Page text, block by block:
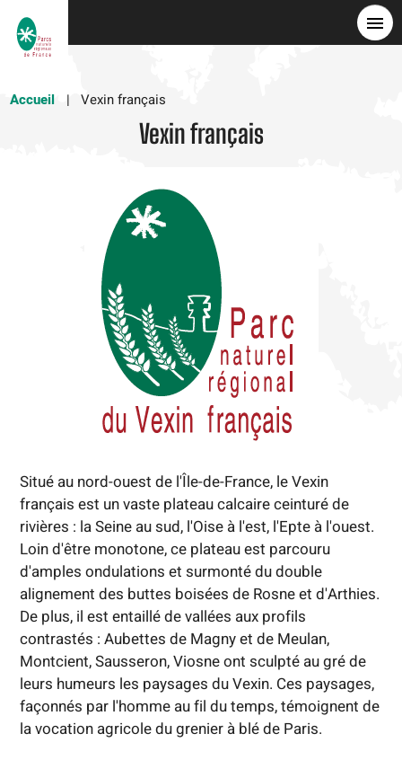
Accueil
Vexin français
Vexin français
Situé au nord-ouest de l'Île-de-France, le Vexin
français est un vaste plateau calcaire ceinturé de
rivières : la Seine au sud, l'Oise à l'est, l'Epte à l'ouest.
Loin d'être monotone, ce plateau est parcouru
d'amples ondulations et surmonté du double
alignement des buttes boisées de Rosne et d'Arthies.
De plus, il est entaillé de vallées aux profils
contrastés : Aubettes de Magny et de Meulan,
Montcient, Sausseron, Viosne ont sculpté au gré de
leurs humeurs les paysages du Vexin. Ces paysages,
façonnés par l'homme au fil du temps, témoignent de
la vocation agricole du grenier à blé de Paris.